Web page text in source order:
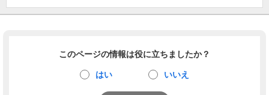
このページの情報は役に立ちましたか？
はい いいえ